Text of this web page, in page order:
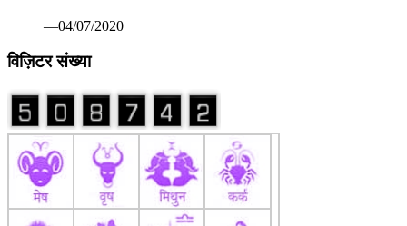
—04/07/2020
विज़िटर संख्या